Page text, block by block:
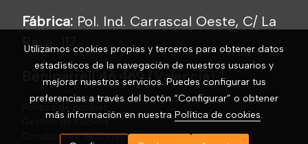
Fábrica: Pol. Ind. Carrascal Oeste, C/ La
Raya, 117
Beniparrell 46.469 (Valencia)
Política de cookies
Gestión de cookies
Condiciones de compra
Utilizamos cookies propias y terceros para obtener datos
estadísticos de la navegación de nuestros usuarios y
mejorar nuestros servicios. Puedes configurar tus
preferencias a través del botón “Configurar” o obtener
más información en nuestra Política de cookies.